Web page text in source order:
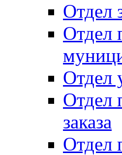
Отдел
Отдел
Отдел
Отдел
заказа
Отдел